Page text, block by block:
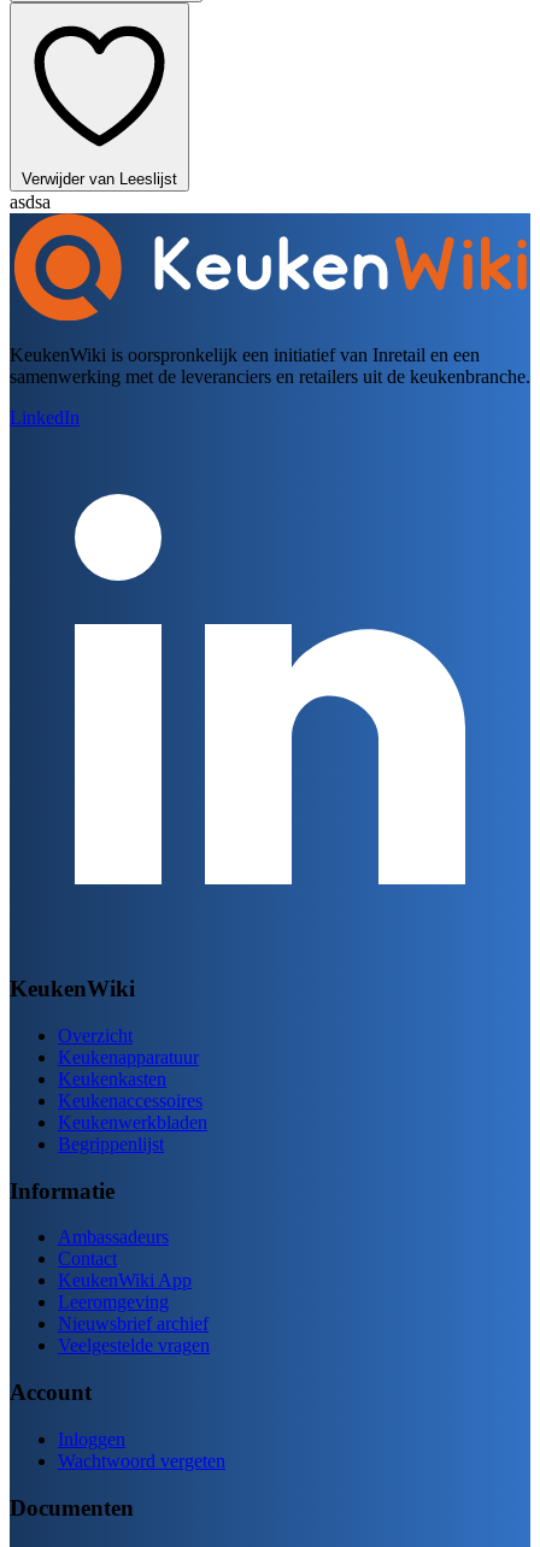
Verwijder van Leeslijst
asdsa
KeukenWiki is oorspronkelijk een initiatief van Inretail en een
samenwerking met de leveranciers en retailers uit de keukenbranche.
LinkedIn
KeukenWiki
Overzicht
Keukenapparatuur
Keukenkasten
Keukenaccessoires
Keukenwerkbladen
Begrippenlijst
Informatie
Ambassadeurs
Contact
KeukenWiki App
Leeromgeving
Nieuwsbrief archief
Veelgestelde vragen
Account
Inloggen
Wachtwoord vergeten
Documenten